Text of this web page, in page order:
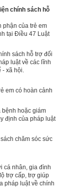
chính sách hỗ
phận của trẻ em
tại Điều 47 Luật
sách hỗ trợ đối
luật về các lĩnh
xã hội.
em có hoàn cảnh
bệnh hoặc giám
định của pháp luật
chăm sóc sức
cá nhân, gia đình
trợ cấp, trợ giúp
pháp luật về chính